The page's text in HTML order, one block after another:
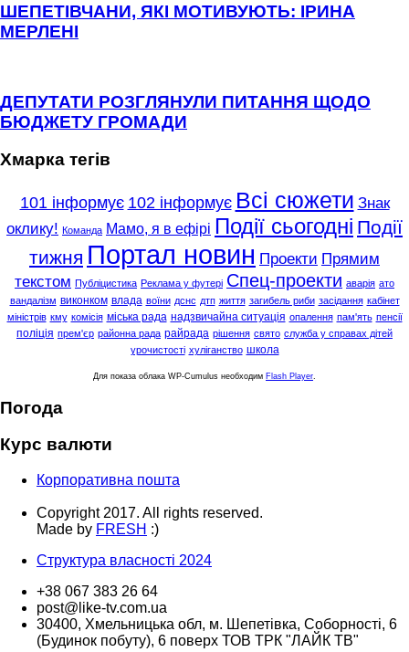
ШЕПЕТІВЧАНИ, ЯКІ МОТИВУЮТЬ: ІРИНА
МЕРЛЕНІ
ДЕПУТАТИ РОЗГЛЯНУЛИ ПИТАННЯ ЩОДО
БЮДЖЕТУ ГРОМАДИ
Хмарка тегів
101 інформує 102 інформує Всі сюжети Знак
оклику! Команда Мамо, я в ефірі Події сьогодні Події
тижня Портал новин Проекти Прямим
текстом Публіцистика Реклама у футері Спец-проекти аварія ато
вандалізм виконком влада воїни дснс дтп життя загибель риби засідання кабінет
міністрів кму комісія міська рада надзвичайна ситуація опалення пам'ять пенсії
поліція прем'єр районна рада райрада рішення свято служба у справах дітей
урочистості хуліганство школа
Для показа облака WP-Cumulus необходим Flash Player
Погода
Курс валюти
Корпоративна пошта
Copyright 2017. All rights reserved.
Made by FRESH :)
Структура власності 2024
+38 067 383 26 64
post@like-tv.com.ua
30400, Хмельницька обл, м. Шепетівка, Соборності, 6
(Будинок побуту), 6 поверх ТОВ ТРК "ЛАЙК ТВ"